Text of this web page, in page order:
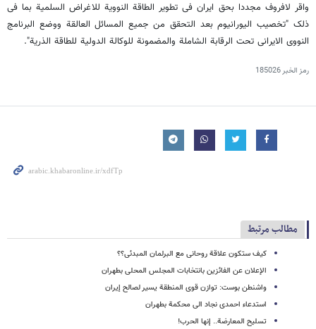
واقر لافروف مجددا بحق ایران فی تطویر الطاقة النوویة للاغراض السلمیة بما فی
ذلک "تخصیب الیورانیوم بعد التحقق من جمیع المسائل العالقة ووضع البرنامج
النووی الایرانی تحت الرقابة الشاملة والمضمونة للوکالة الدولیة للطاقة الذریة".
رمز الخبر185026
مطالب مرتبط
کیف ستکون علاقة روحانی مع البرلمان المبدئی؟؟
الإعلان عن الفائزین بانتخابات المجلس المحلی بطهران
واشنطن بوست: توازن قوى المنطقة یسیر لصالح إیران
استدعاء احمدی نجاد الى محکمة بطهران
تسلیح المعارضة.. إنها الحرب!